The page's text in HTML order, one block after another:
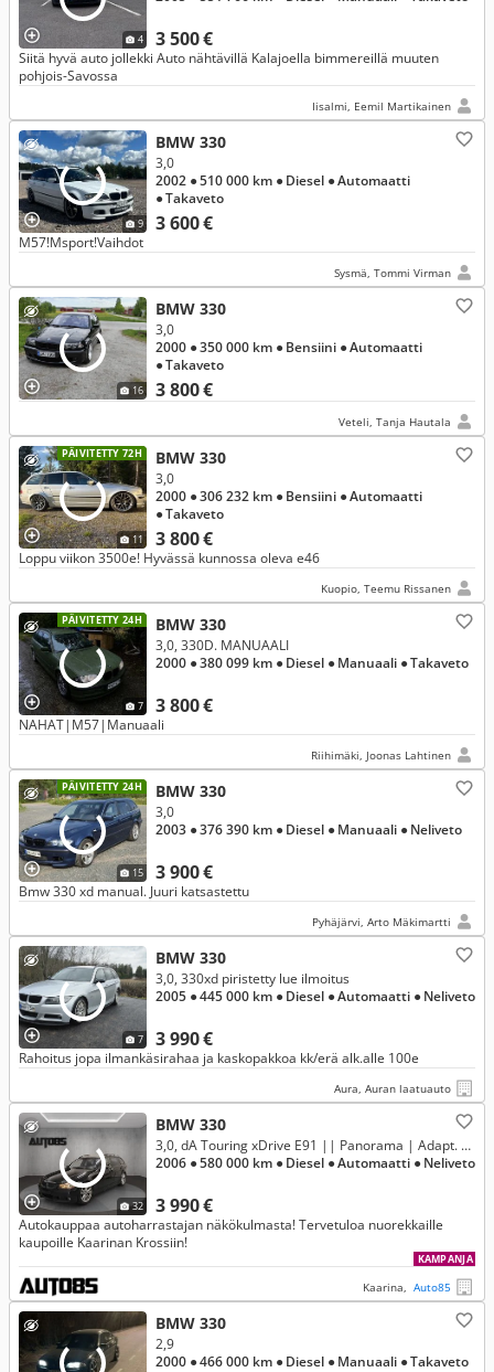
4 3 500 €
Siitä hyvä auto jollekki Auto nähtävillä Kalajoella bimmereillä muuten
pohjois-Savossa
Iisalmi, Eemil Martikainen
9
BMW 330
3 600 €
3,0
2002 ● 510 000 km ● Diesel ● Automaatti
● Takaveto
M57!Msport!Vaihdot
Sysmä, Tommi Virman
16
BMW 330
3 800 €
3,0
2000 ● 350 000 km ● Bensiini ● Automaatti
● Takaveto
Veteli, Tanja Hautala
PÄIVITETTY 72H
11
BMW 330
3 800 €
3,0
2000 ● 306 232 km ● Bensiini ● Automaatti
● Takaveto
Loppu viikon 3500e! Hyvässä kunnossa oleva e46
Kuopio, Teemu Rissanen
PÄIVITETTY 24H
7
BMW 330
3 800 €
3,0, 330D. MANUAALI
2000 ● 380 099 km ● Diesel ● Manuaali ● Takaveto
NAHAT|M57|Manuaali
Riihimäki, Joonas Lahtinen
PÄIVITETTY 24H
15
BMW 330
3 900 €
3,0
2003 ● 376 390 km ● Diesel ● Manuaali ● Neliveto
Bmw 330 xd manual. Juuri katsastettu
Pyhäjärvi, Arto Mäkimartti
7
BMW 330
3 990 €
3,0, 330xd piristetty lue ilmoitus
2005 ● 445 000 km ● Diesel ● Automaatti ● Neliveto
Rahoitus jopa ilmankäsirahaa ja kaskopakkoa kk/erä alk.alle 100e
Aura, Auran laatuauto
32
BMW 330
3 990 €
3,0, dA Touring xDrive E91 || Panorama | Adapt. Xenon | TV | Valopaketti | HiFi DSP | Tutkat | Musta sisäkatto | Keyless ym
2006 ● 580 000 km ● Diesel ● Automaatti ● Neliveto
Autokauppaa autoharrastajan näkökulmasta! Tervetuloa nuorekkaille
kaupoille Kaarinan Krossiin!
KAMPANJA
Kaarina, Auto85
BMW 330
2,9
2000 ● 466 000 km ● Diesel ● Manuaali ● Takaveto